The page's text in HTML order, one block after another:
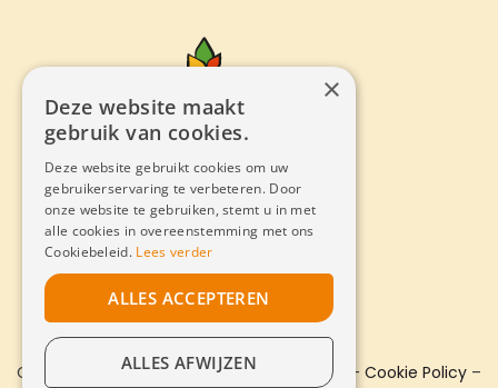
Copyright © 2022 Eigen Thuis. All
Sitemap – Cookie Policy–
×
Deze website maakt
gebruik van cookies.
Deze website gebruikt cookies om uw
gebruikerservaring te verbeteren. Door
onze website te gebruiken, stemt u in met
alle cookies in overeenstemming met ons
Cookiebeleid. Lees verder
ALLES ACCEPTEREN
ALLES AFWIJZEN